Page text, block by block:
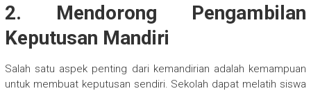
2. Mendorong Pengambilan
Keputusan Mandiri
Salah satu aspek penting dari kemandirian adalah kemampuan
untuk membuat keputusan sendiri. Sekolah dapat melatih siswa